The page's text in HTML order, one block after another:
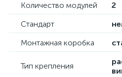
Количество модулей
2
Стандарт
Монтажная коробка
Тип крепления